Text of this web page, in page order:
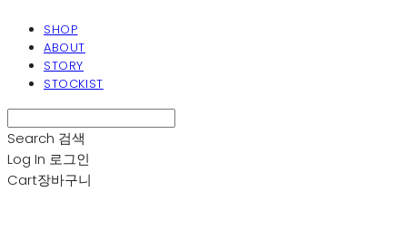
SHOP
ABOUT
STORY
STOCKIST
Search 검색
Log In 로그인
Cart장바구니